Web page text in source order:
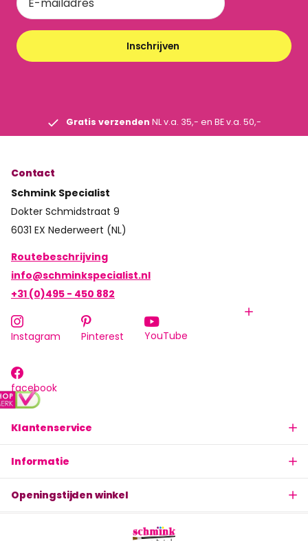
Inschrijven
Gratis verzenden NL v.a. 35,- en BE v.a. 50,-
Klantenservice
Informatie
Openingstijden winkel
Contact
Schmink Specialist
Dokter Schmidstraat 9
6031 EX Nederweert (NL)
Routebeschrijving
info@schminkspecialist.nl
+31 (0)495 - 450 882
Instagram Pinterest YouTube
facebook